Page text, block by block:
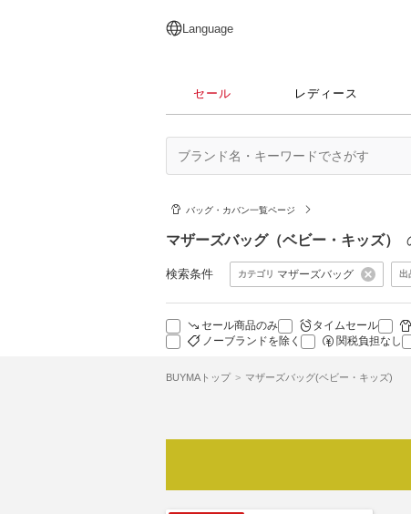
日本語
English
简体中文
繁體中文
Language
セール レディース
バッグ・カバン一覧ページ
マザーズバッグ（ベビー・キッズ）
検索条件 カテゴリ マザーズバッグ 出
セール商品のみ タイムセール
ノーブランドを除く
関税負担なし
BUYMAトップ マザーズバッグ(ベビー・キッズ)